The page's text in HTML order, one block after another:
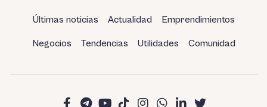
Últimas noticias Actualidad Emprendimientos
Negocios Tendencias Utilidades Comunidad